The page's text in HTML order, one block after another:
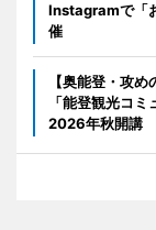
Instagramで「
催
【奥能登・攻
「能登観光コ
2026年秋開講